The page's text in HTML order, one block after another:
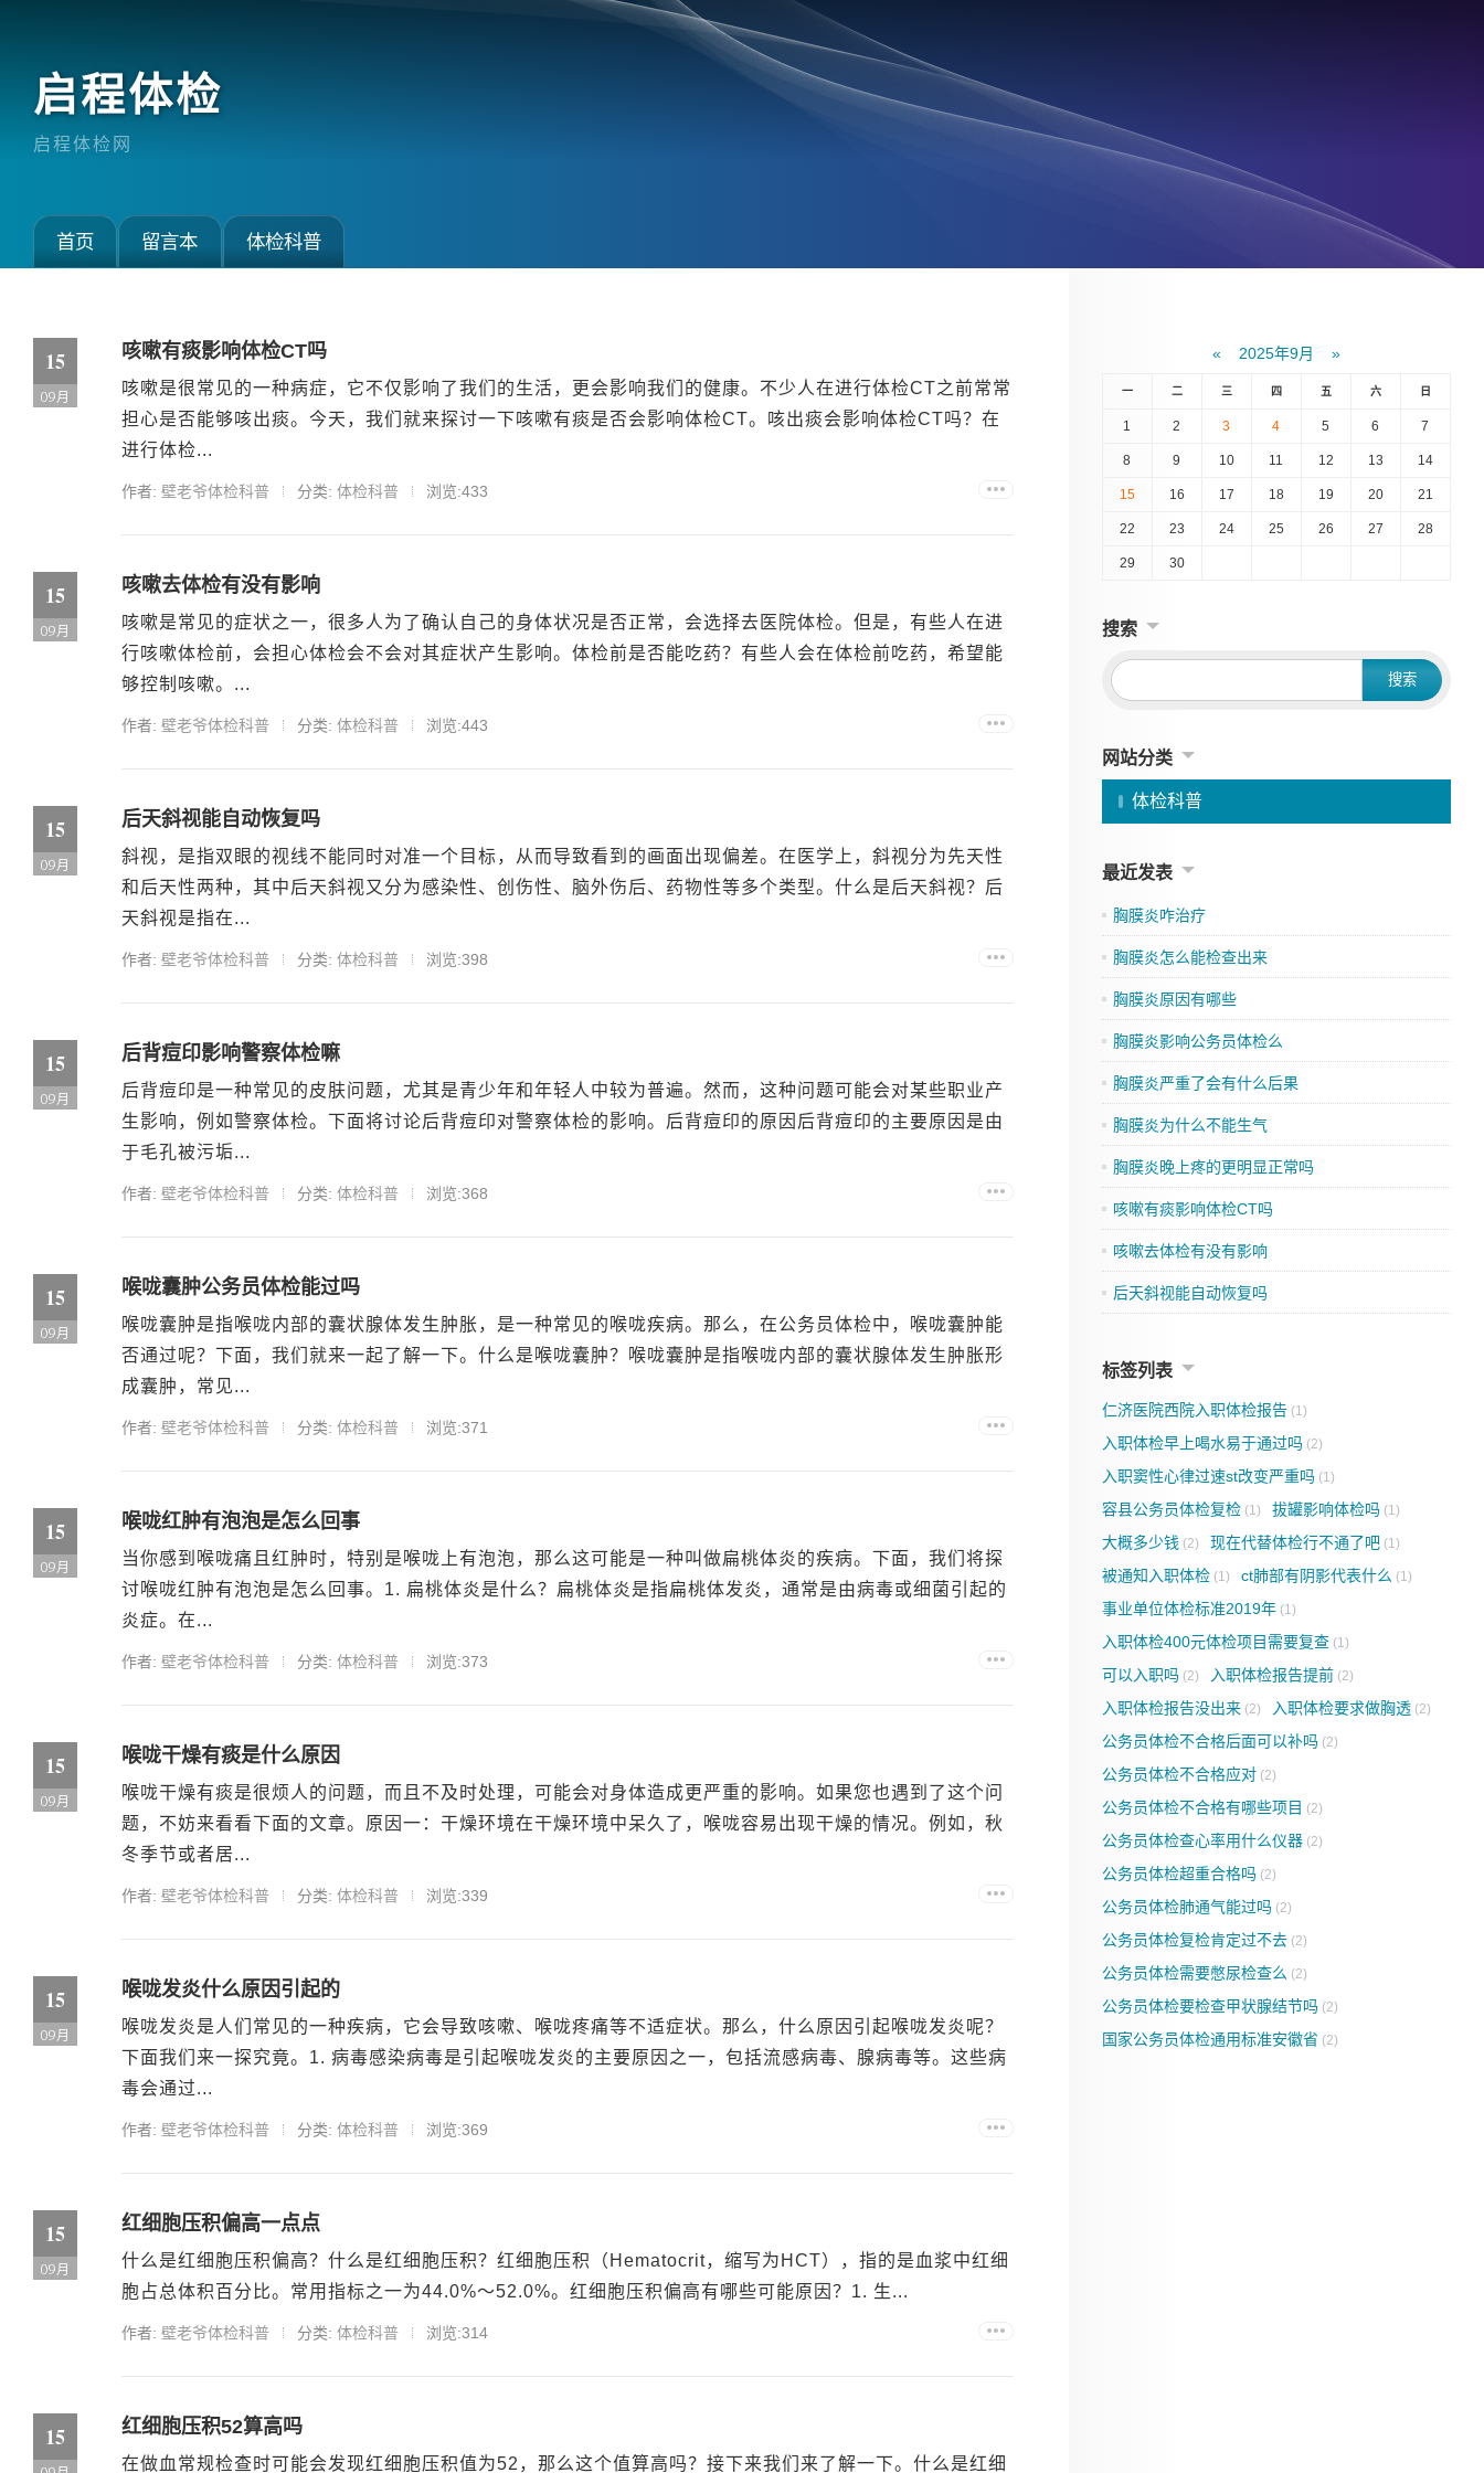
启程体检
启程体检网
首页 留言本 体检科普
15
09月
咳嗽有痰影响体检CT吗
咳嗽是很常见的一种病症，它不仅影响了我们的生活，更会影响我们的健康。不少人在进行体检CT之前常常
担心是否能够咳出痰。今天，我们就来探讨一下咳嗽有痰是否会影响体检CT。咳出痰会影响体检CT吗？在
进行体检...
作者: 壁老爷体检科普 分类: 体检科普 浏览:433
15
09月
咳嗽去体检有没有影响
咳嗽是常见的症状之一，很多人为了确认自己的身体状况是否正常，会选择去医院体检。但是，有些人在进
行咳嗽体检前，会担心体检会不会对其症状产生影响。体检前是否能吃药？有些人会在体检前吃药，希望能
够控制咳嗽。...
作者: 壁老爷体检科普 分类: 体检科普 浏览:443
15
09月
后天斜视能自动恢复吗
斜视，是指双眼的视线不能同时对准一个目标，从而导致看到的画面出现偏差。在医学上，斜视分为先天性
和后天性两种，其中后天斜视又分为感染性、创伤性、脑外伤后、药物性等多个类型。什么是后天斜视？后
天斜视是指在...
作者: 壁老爷体检科普 分类: 体检科普 浏览:398
15
09月
后背痘印影响警察体检嘛
后背痘印是一种常见的皮肤问题，尤其是青少年和年轻人中较为普遍。然而，这种问题可能会对某些职业产
生影响，例如警察体检。下面将讨论后背痘印对警察体检的影响。后背痘印的原因后背痘印的主要原因是由
于毛孔被污垢...
作者: 壁老爷体检科普 分类: 体检科普 浏览:368
15
09月
喉咙囊肿公务员体检能过吗
喉咙囊肿是指喉咙内部的囊状腺体发生肿胀，是一种常见的喉咙疾病。那么，在公务员体检中，喉咙囊肿能
否通过呢？下面，我们就来一起了解一下。什么是喉咙囊肿？喉咙囊肿是指喉咙内部的囊状腺体发生肿胀形
成囊肿，常见...
作者: 壁老爷体检科普 分类: 体检科普 浏览:371
15
09月
喉咙红肿有泡泡是怎么回事
当你感到喉咙痛且红肿时，特别是喉咙上有泡泡，那么这可能是一种叫做扁桃体炎的疾病。下面，我们将探
讨喉咙红肿有泡泡是怎么回事。1. 扁桃体炎是什么？扁桃体炎是指扁桃体发炎，通常是由病毒或细菌引起的
炎症。在...
作者: 壁老爷体检科普 分类: 体检科普 浏览:373
15
09月
喉咙干燥有痰是什么原因
喉咙干燥有痰是很烦人的问题，而且不及时处理，可能会对身体造成更严重的影响。如果您也遇到了这个问
题，不妨来看看下面的文章。原因一：干燥环境在干燥环境中呆久了，喉咙容易出现干燥的情况。例如，秋
冬季节或者居...
作者: 壁老爷体检科普 分类: 体检科普 浏览:339
15
09月
喉咙发炎什么原因引起的
喉咙发炎是人们常见的一种疾病，它会导致咳嗽、喉咙疼痛等不适症状。那么，什么原因引起喉咙发炎呢？
下面我们来一探究竟。1. 病毒感染病毒是引起喉咙发炎的主要原因之一，包括流感病毒、腺病毒等。这些病
毒会通过...
作者: 壁老爷体检科普 分类: 体检科普 浏览:369
15
09月
红细胞压积偏高一点点
什么是红细胞压积偏高？什么是红细胞压积？红细胞压积（Hematocrit，缩写为HCT），指的是血浆中红细
胞占总体积百分比。常用指标之一为44.0%～52.0%。红细胞压积偏高有哪些可能原因？1. 生...
作者: 壁老爷体检科普 分类: 体检科普 浏览:314
15 红细胞压积52算高吗
在做血常规检查时可能会发现红细胞压积值为52，那么这个值算高吗？接下来我们来了解一下。什么是红细
« 2025年9月 »
一 二 三 四 五 六 日
1 2 3 4 5 6 7
8 9 10 11 12 13 14
15 16 17 18 19 20 21
22 23 24 25 26 27 28
29 30
搜索
网站分类
体检科普
最近发表
胸膜炎咋治疗
胸膜炎怎么能检查出来
胸膜炎原因有哪些
胸膜炎影响公务员体检么
胸膜炎严重了会有什么后果
胸膜炎为什么不能生气
胸膜炎晚上疼的更明显正常吗
咳嗽有痰影响体检CT吗
咳嗽去体检有没有影响
后天斜视能自动恢复吗
标签列表
仁济医院西院入职体检报告(1)
入职体检早上喝水易于通过吗(2)
入职窦性心律过速st改变严重吗(1)
容县公务员体检复检(1) 拔罐影响体检吗(1)
大概多少钱(2) 现在代替体检行不通了吧 (1)
被通知入职体检(1) ct肺部有阴影代表什么 (1)
事业单位体检标准2019年(1)
入职体检400元体检项目需要复查(1)
可以入职吗(2) 入职体检报告提前(2)
入职体检报告没出来(2) 入职体检要求做胸透(2)
公务员体检不合格后面可以补吗(2)
公务员体检不合格应对(2)
公务员体检不合格有哪些项目 (2)
公务员体检查心率用什么仪器(2)
公务员体检超重合格吗(2)
公务员体检肺通气能过吗(2)
公务员体检复检肯定过不去(2)
公务员体检需要憋尿检查么 (2)
公务员体检要检查甲状腺结节吗(2)
国家公务员体检通用标准安徽省 (2)